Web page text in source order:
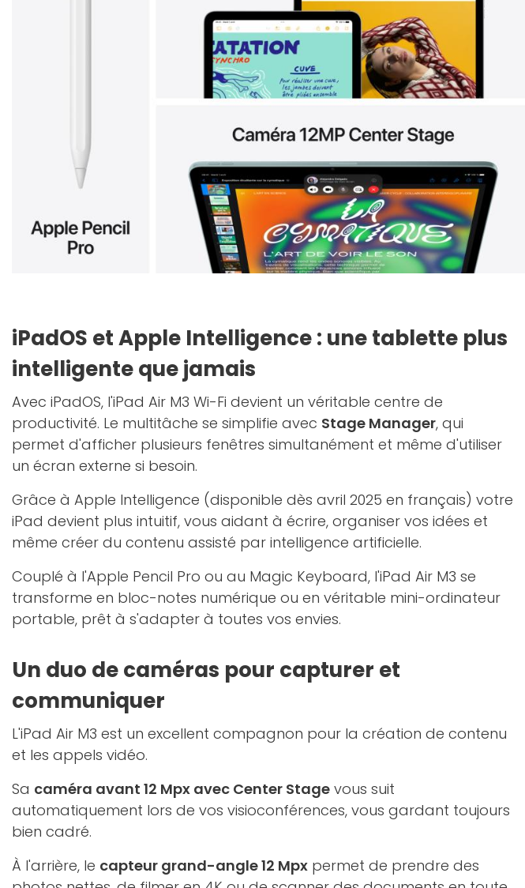
iPadOS et Apple Intelligence : une tablette plus
intelligente que jamais
Avec iPadOS, l'iPad Air M3 Wi-Fi devient un véritable centre de
productivité. Le multitâche se simplifie avec Stage Manager, qui
permet d'afficher plusieurs fenêtres simultanément et même d'utiliser
un écran externe si besoin.
Grâce à Apple Intelligence (disponible dès avril 2025 en français) votre
iPad devient plus intuitif, vous aidant à écrire, organiser vos idées et
même créer du contenu assisté par intelligence artificielle.
Couplé à l'Apple Pencil Pro ou au Magic Keyboard, l'iPad Air M3 se
transforme en bloc-notes numérique ou en véritable mini-ordinateur
portable, prêt à s'adapter à toutes vos envies.
Un duo de caméras pour capturer et
communiquer
L'iPad Air M3 est un excellent compagnon pour la création de contenu
et les appels vidéo.
Sa caméra avant 12 Mpx avec Center Stage vous suit
automatiquement lors de vos visioconférences, vous gardant toujours
bien cadré.
À l'arrière, le capteur grand-angle 12 Mpx permet de prendre des